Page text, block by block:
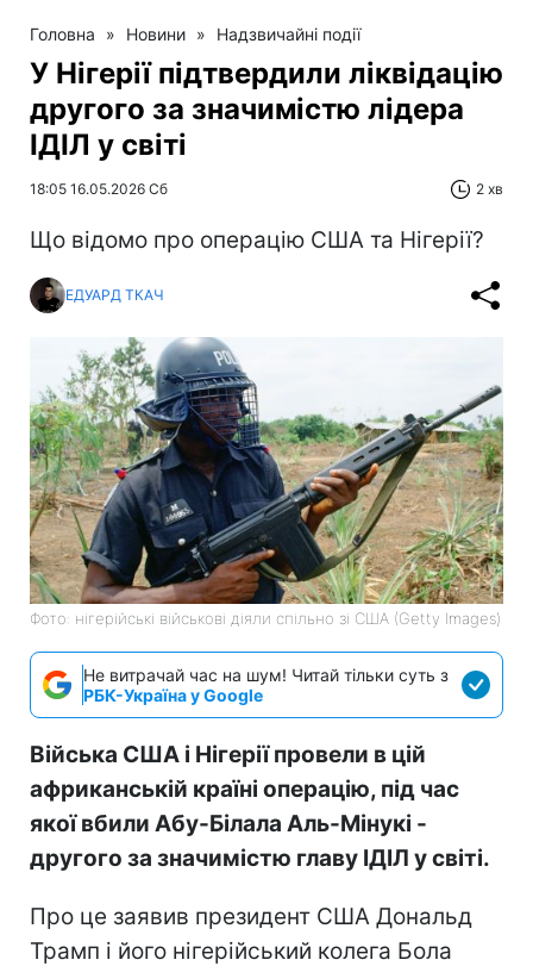
Головна » Новини » Надзвичайні події
У Нігерії підтвердили ліквідацію
другого за значимістю лідера
ІДІЛ у світі
18:05 16.05.2026 Сб 2 хв
Що відомо про операцію США та Нігерії?
ЕДУАРД ТКАЧ
Фото: нігерійські військові діяли спільно зі США (Getty Images)
Не витрачай час на шум! Читай тільки суть з
РБК-Україна у Google
Війська США і Нігерії провели в цій
африканській країні операцію, під час
якої вбили Абу-Білала Аль-Мінукі -
другого за значимістю главу ІДІЛ у світі.
Про це заявив президент США Дональд
Трамп і його нігерійський колега Бола